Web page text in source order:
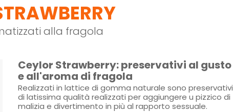
alla fragola
Ceylor Strawberry: preservativi al gusto
e all'aroma di fragola
Realizzati in lattice di gomma naturale sono preservativi
di latissima qualità realizzati per aggiungere u pizzico di
malizia e divertimento in più al rapporto sessuale.